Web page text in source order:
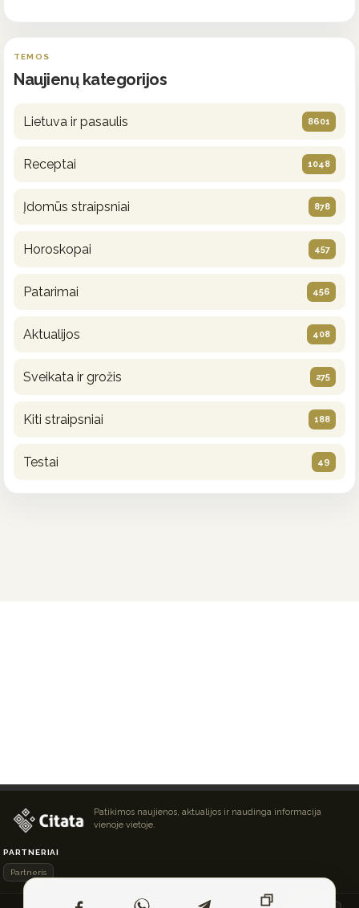
TEMOS
Naujienų kategorijos
Lietuva ir pasaulis 8601
Receptai 1048
Įdomūs straipsniai 878
Horoskopai 457
Patarimai 456
Aktualijos 408
Sveikata ir grožis 275
Kiti straipsniai 188
Testai 49
Patikimos naujienos, aktualijos ir naudinga informacija
vienoje vietoje.
PARTNERIAI
Partneris